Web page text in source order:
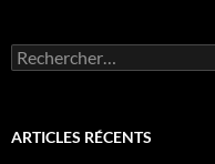
Rechercher :
ARTICLES RÉCENTS